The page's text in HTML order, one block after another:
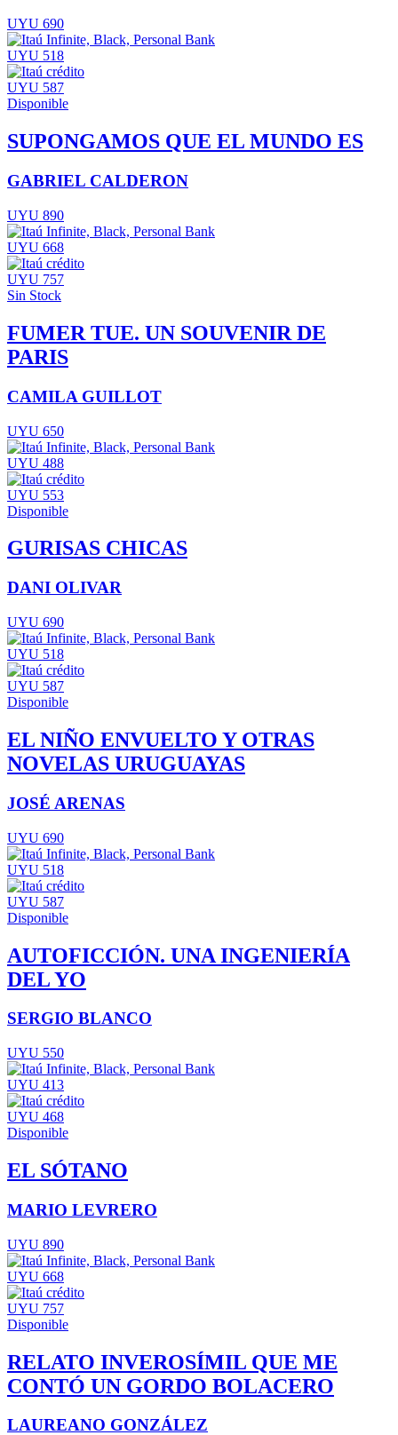
UYU 690
UYU 518
UYU 587
Disponible
SUPONGAMOS QUE EL MUNDO ES
GABRIEL CALDERON
UYU 890
UYU 668
UYU 757
Sin Stock
FUMER TUE. UN SOUVENIR DE
PARIS
CAMILA GUILLOT
UYU 650
UYU 488
UYU 553
Disponible
GURISAS CHICAS
DANI OLIVAR
UYU 690
UYU 518
UYU 587
Disponible
EL NIÑO ENVUELTO Y OTRAS
NOVELAS URUGUAYAS
JOSÉ ARENAS
UYU 690
UYU 518
UYU 587
Disponible
AUTOFICCIÓN. UNA INGENIERÍA
DEL YO
SERGIO BLANCO
UYU 550
UYU 413
UYU 468
Disponible
EL SÓTANO
MARIO LEVRERO
UYU 890
UYU 668
UYU 757
Disponible
RELATO INVEROSÍMIL QUE ME
CONTÓ UN GORDO BOLACERO
LAUREANO GONZÁLEZ